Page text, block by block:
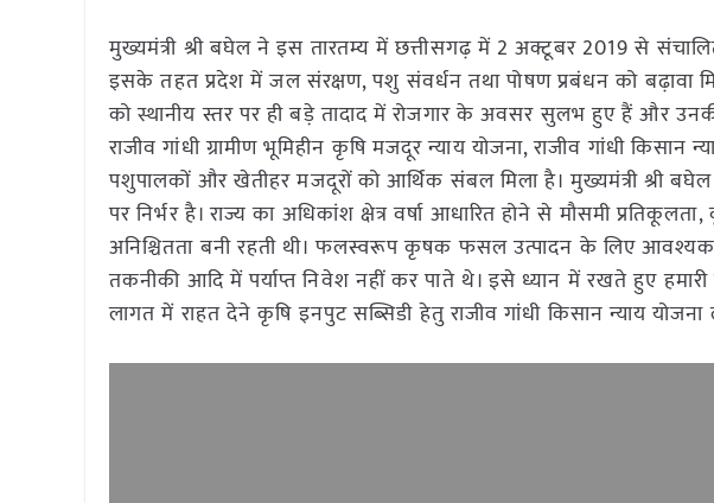
मुख्यमंत्री श्री बघेल ने इस तारतम्य में छत्तीसगढ़ में 2 अक्टूबर 2019 से
इसके तहत प्रदेश में जल संरक्षण, पशु संवर्धन तथा पोषण प्रबंधन को बढ़ावा
को स्थानीय स्तर पर ही बड़े तादाद में रोजगार के अवसर सुलभ हुए हैं और
राजीव गांधी ग्रामीण भूमिहीन कृषि मजदूर न्याय योजना, राजीव गांधी
पशुपालकों और खेतीहर मजदूरों को आर्थिक संबल मिला है। मुख्यमंत्री श्री
पर निर्भर है। राज्य का अधिकांश क्षेत्र वर्षा आधारित होने से मौसमी
अनिश्चितता बनी रहती थी। फलस्वरूप कृषक फसल उत्पादन के लिए
तकनीकी आदि में पर्याप्त निवेश नहीं कर पाते थे। इसे ध्यान में रखते हुए हमारी
लागत में राहत देने कृषि इनपुट सब्सिडी हेतु राजीव गांधी किसान न्याय